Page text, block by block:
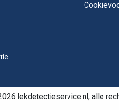
lekdetectieservice.nl, alle